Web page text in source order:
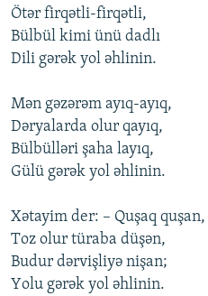
Ötər firqətli-firqətli,
Bülbül kimi ünü dadlı
Dili gərək yоl əhlinin.
Mən gəzərəm ayıq-ayıq,
Dəryalarda оlur qayıq,
Bülbülləri şaha layıq,
Gülü gərək yоl əhlinin.
Xətayim der: – Quşaq quşan,
Tоz оlur türaba düşən,
Budur dərvişliyə nişan;
Yоlu gərək yоl əhlinin.